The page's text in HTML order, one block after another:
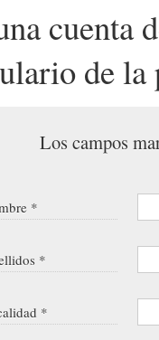
cuenta
de la
Los campos
*
*
*